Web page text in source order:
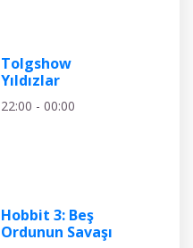
Tolgshow
Yıldızlar
22:00 - 00:00
Hobbit 3: Beş
Ordunun Savaşı